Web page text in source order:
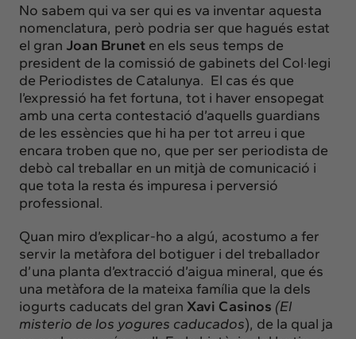
No sabem qui va ser qui es va inventar aquesta
nomenclatura, però podria ser que hagués estat
el gran Joan Brunet en els seus temps de
president de la comissió de gabinets del Col·legi
de Periodistes de Catalunya. El cas és que
l’expressió ha fet fortuna, tot i haver ensopegat
amb una certa contestació d’aquells guardians
de les essències que hi ha per tot arreu i que
encara troben que no, que per ser periodista de
debò cal treballar en un mitjà de comunicació i
que tota la resta és impuresa i perversió
professional.
Quan miro d’explicar-ho a algú, acostumo a fer
servir la metàfora del botiguer i del treballador
d’una planta d’extracció d’aigua mineral, que és
una metàfora de la mateixa família que la dels
iogurts caducats del gran Xavi Casinos (El
misterio de los yogures caducados), de la qual ja